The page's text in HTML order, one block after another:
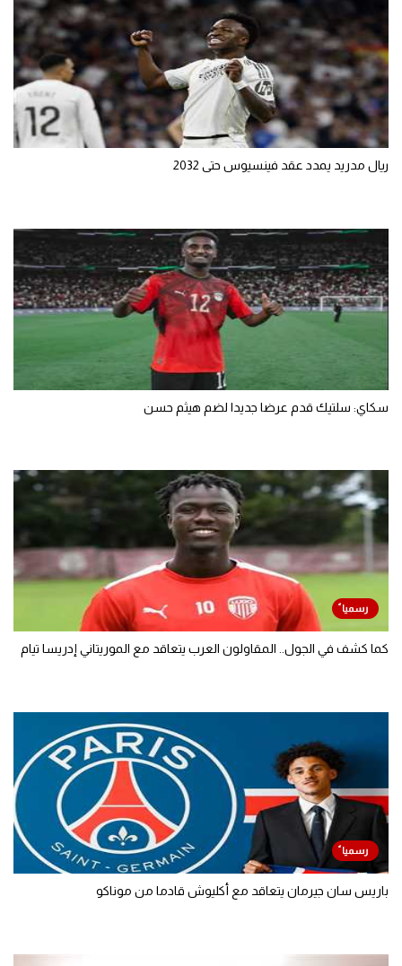
ريال مدريد يمدد عقد فينسيوس حتى 2032
سكاي: سلتيك قدم عرضا جديدا لضم هيثم حسن
كما كشف في الجول.. المقاولون العرب يتعاقد مع الموريتاني إدريسا تيام
باريس سان جيرمان يتعاقد مع أكليوش قادما من موناكو